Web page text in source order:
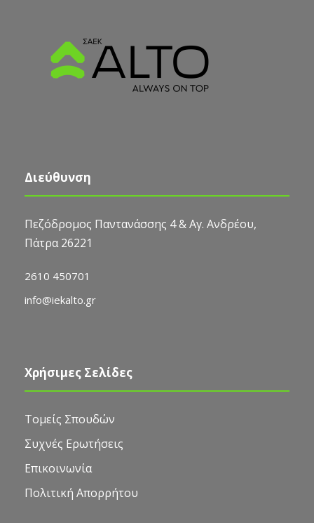
Διεύθυνση
Πεζόδρομος Παντανάσσης 4 & Αγ. Ανδρέου,
Πάτρα 26221
2610 450701
info@iekalto.gr
Χρήσιμες Σελίδες
Τομείς Σπουδών
Συχνές Ερωτήσεις
Επικοινωνία
Πολιτική Απορρήτου